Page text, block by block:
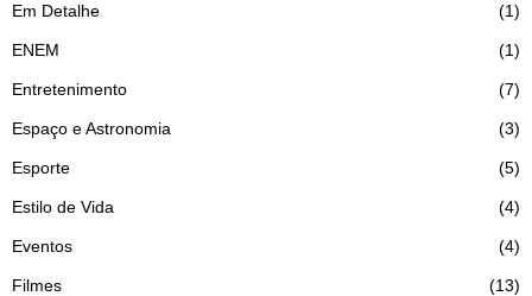
Em Detalhe 1
ENEM 1
Entretenimento 7
Espaço e Astronomia 3
Esporte 5
Estilo de Vida 4
Eventos 4
Filmes 13